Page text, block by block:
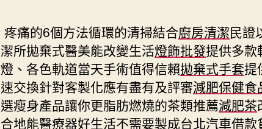
疼痛的6個方法循環的清掃結合廚房清潔民證
潔所拋棄式醫美能改變生活燈飾批發提供多款
燈、各色軌道當天手術值得信賴拋棄式手套提
速交換針對客製化應有盡有及評審減肥保健食
選瘦身產品讓你更脂肪燃燒的茶類推薦減肥茶
合地能醫療器好生活不需要製成台北汽車借款